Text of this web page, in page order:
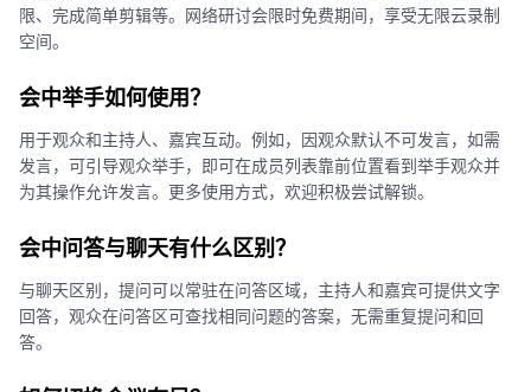
限、完成简单剪辑等。网络研讨会限时免费期间，享受无限云录制
空间。
会中举手如何使用？
用于观众和主持人、嘉宾互动。例如，因观众默认不可发言，如需
发言，可引导观众举手，即可在成员列表靠前位置看到举手观众并
为其操作允许发言。更多使用方式，欢迎积极尝试解锁。
会中问答与聊天有什么区别？
与聊天区别，提问可以常驻在问答区域，主持人和嘉宾可提供文字
回答，观众在问答区可查找相同问题的答案，无需重复提问和回
答。